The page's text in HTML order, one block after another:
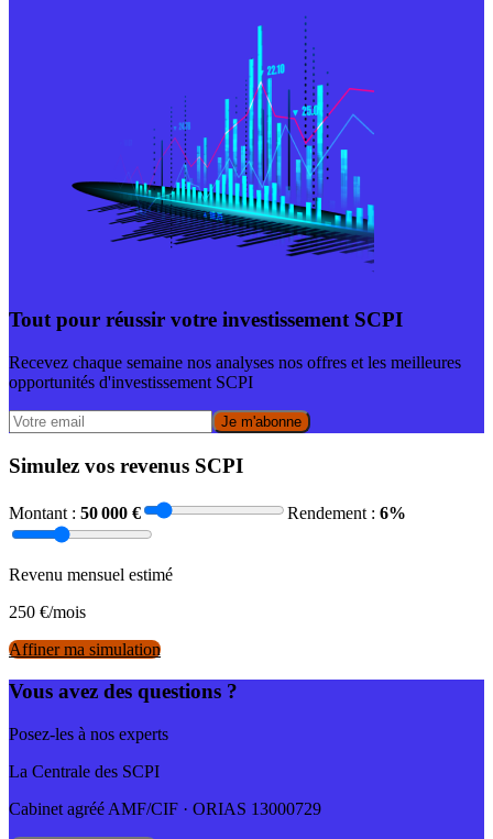
Tout pour réussir votre investissement SCPI
Recevez chaque semaine nos analyses nos offres et les meilleures
opportunités d'investissement SCPI
Je m'abonne
Simulez vos revenus SCPI
Montant : 50 000 € Rendement : 6%
Revenu mensuel estimé
250 €/mois
Affiner ma simulation
Vous avez des questions ?
Posez-les à nos experts
La Centrale des SCPI
Cabinet agréé AMF/CIF · ORIAS 13000729